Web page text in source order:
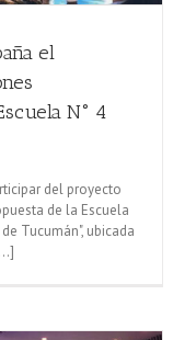
el
N° 4
del proyecto
de la Escuela
Tucumán", ubicada